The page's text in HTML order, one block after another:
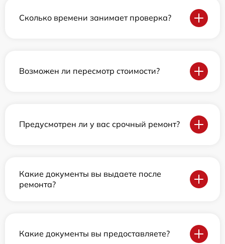
Сколько времени занимает проверка?
Возможен ли пересмотр стоимости?
Предусмотрен ли у вас срочный ремонт?
Какие документы вы выдаете после
ремонта?
Какие документы вы предоставляете?